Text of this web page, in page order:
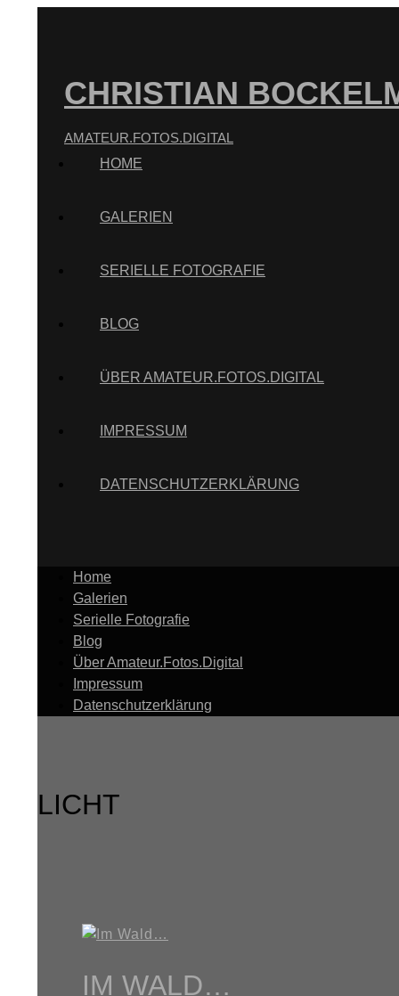
CHRISTIAN
AMATEUR.FOTOS.DIGITAL
HOME
GALERIEN
SERIELLE FOTOGRAFIE
BLOG
ÜBER AMATEUR.FOTOS.DIGITAL
IMPRESSUM
DATENSCHUTZERKLÄRUNG
Home
Galerien
Serielle Fotografie
Blog
Über Amateur.Fotos.Digital
Impressum
Datenschutzerklärung
LICHT
IM WALD…